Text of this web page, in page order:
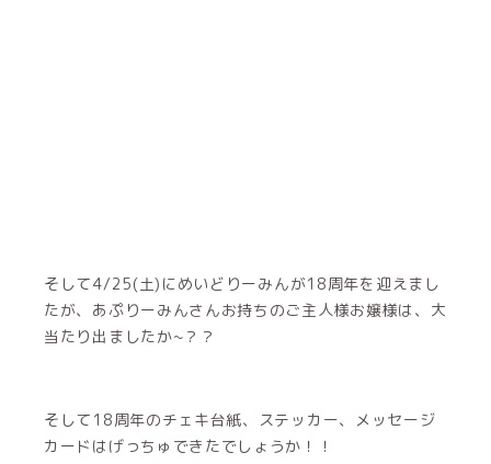
そして4/25(土)にめいどりーみんが18周年を迎えまし
たが、あぷりーみんさんお持ちのご主人様お嬢様は、大
当たり出ましたか~？？
そして18周年のチェキ台紙、ステッカー、メッセージ
カードはげっちゅできたでしょうか！！